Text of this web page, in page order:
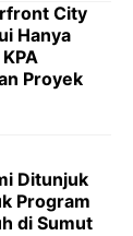
City
Hanya
Proyek
Ditunjuk
Program
di Sumut